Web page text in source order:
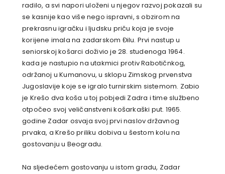
radilo, a svi napori uloženi u njegov razvoj pokazali su
se kasnije kao više nego ispravni, s obzirom na
prekrasnu igračku i ljudsku priču koja je svoje
korijene imala na zadarskom Đilu. Prvi nastup u
seniorskoj košarci doživio je 28. studenoga 1964.
kada je nastupio na utakmici protiv Rabotičnkog,
održanoj u Kumanovu, u sklopu Zimskog prvenstva
Jugoslavije koje se igralo turnirskim sistemom. Zabio
je Krešo dva koša u toj pobjedi Zadra i time službeno
otpočeo svoj veličanstveni košarkaški put. 1965.
godine Zadar osvaja svoj prvi naslov državnog
prvaka, a Krešo priliku dobiva u šestom kolu na
gostovanju u Beogradu.
Na sljedećem gostovanju u istom gradu, Zadar